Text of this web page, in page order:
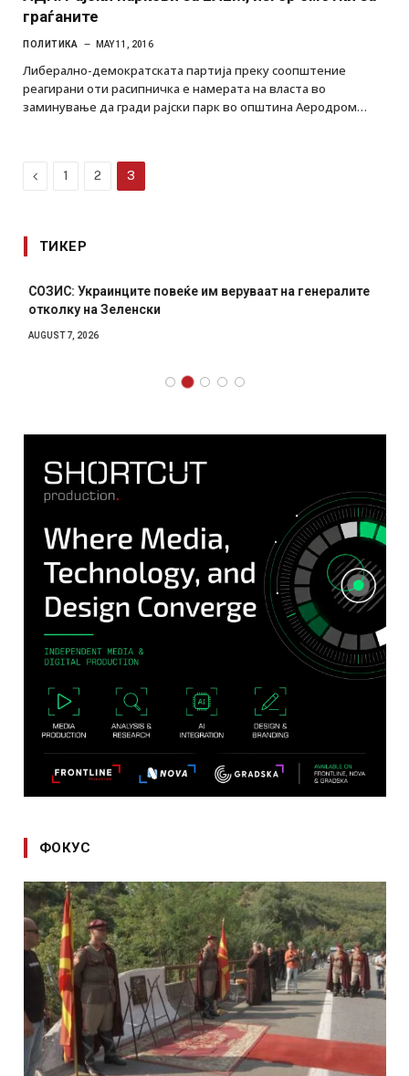
граѓаните
ПОЛИТИКА MAY 11, 2016
Либерално-демократската партија преку соопштение
реагирани оти расипничка е намерата на власта во
заминување да гради рајски парк во општина Аеродром…
Previous
1 2 3
ТИКЕР
СОЗИС: Украинците повеќе им веруваат на генералите
отколку на Зеленски
AUGUST 7, 2026
ФОКУС